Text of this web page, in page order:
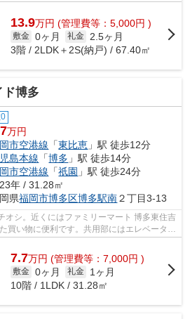
可能で...
13.9万円 (管理費等：5,000円 )
敷金 0ヶ月 礼金
2.5ヶ月
3階 / 2LDK＋2S(納戸) / 67.40㎡
ド博多
万円
市空港線 「東比恵 」駅 徒歩12分
島本線 「博多 」駅 徒歩14分
市空港線 「祇園 」駅 徒歩24分
年 / 31.28㎡
県福岡市博多区博多駅南２丁目3-13
オシ。近くにはファミリーマート 博多東住吉
買い物に便利です。共用部にはエレベータ・
り...
7.7万円 (管理費等：7,000円 )
敷金 0ヶ月 礼金
1ヶ月
10階 / 1LDK / 31.28㎡